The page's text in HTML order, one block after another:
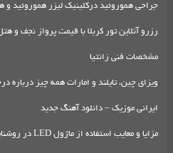
جراحی هموروئید درکلینیک لیزر هموروئید و
رزرو آنلاین تور کربلا با قیمت پرواز نجف و
مشخصات فنی زانتیا
ویزای چین، تایلند و امارات همه چیز درباره
ایرانی موزیک – دانلود آهنگ جدید
مزایا و معایب استفاده از ماژول LED در روشنایی خانگ